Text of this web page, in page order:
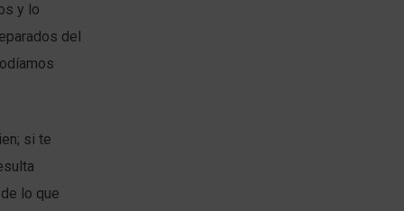
y lo
del
si te
lo que